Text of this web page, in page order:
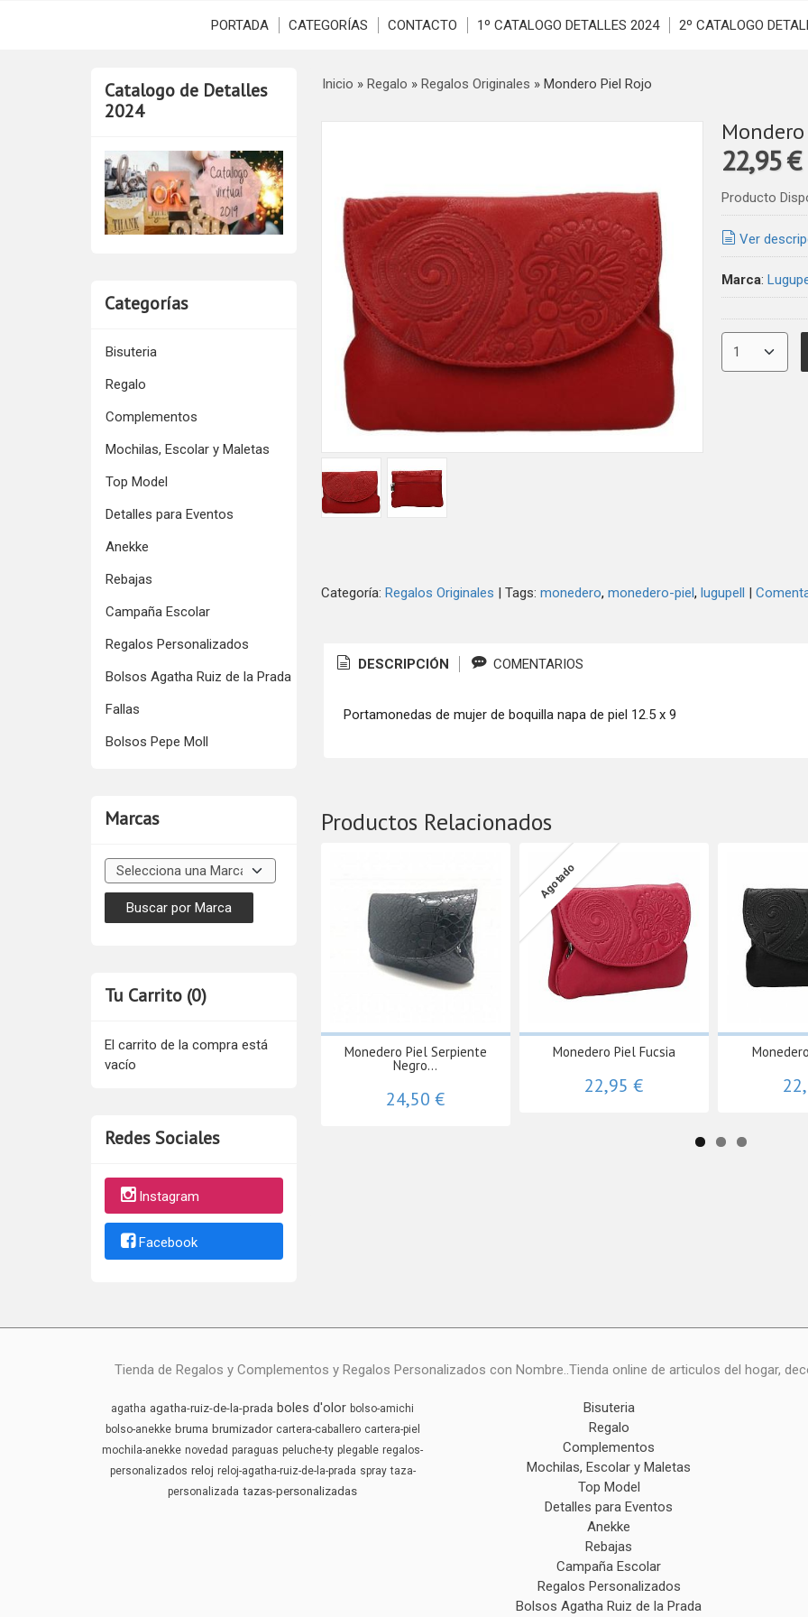
PORTADA CATEGORÍAS CONTACTO 1º CATALOGO DETALLES 2024 2º CATALOGO
Catalogo de Detalles
2024
Categorías
Bisuteria
Regalo
Complementos
Mochilas, Escolar y Maletas
Top Model
Detalles para Eventos
Anekke
Rebajas
Campaña Escolar
Regalos Personalizados
Bolsos Agatha Ruiz de la Prada
Fallas
Bolsos Pepe Moll
Marcas
Tu Carrito (0)
El carrito de la compra está
vacío
Redes Sociales
Instagram
Facebook
Inicio » Regalo » Regalos Originales » Mondero Piel Rojo
22,95 €
Producto
Ver
Marca:
Categoría: Regalos Originales | Tags: monedero monedero-piel lugupell |
DESCRIPCIÓN COMENTARIOS
Portamonedas de mujer de boquilla napa de piel 12.5 x 9
Productos Relacionados
Monedero Piel Serpiente
Negro...
24,50 €
Agotado
Monedero Piel Fucsia
22,95 €
Tienda de Regalos y Complementos y Regalos Personalizados con Nombre..Tienda online de articulos del hogar,
agatha agatha-ruiz-de-la-prada boles d'olor bolso-amichi
bolso-anekke bruma brumizador cartera-caballero cartera-piel
mochila-anekke novedad paraguas peluche-ty plegable regalos-
personalizados reloj reloj-agatha-ruiz-de-la-prada spray taza-
personalizada tazas-personalizadas
Bisuteria
Regalo
Complementos
Mochilas, Escolar y Maletas
Top Model
Detalles para Eventos
Anekke
Rebajas
Campaña Escolar
Regalos Personalizados
Bolsos Agatha Ruiz de la Prada